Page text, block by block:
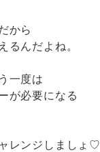
から
るんだよね。
一度は
が必要になる
レンジしましょ♡